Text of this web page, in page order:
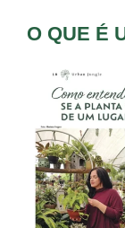
O QUE É